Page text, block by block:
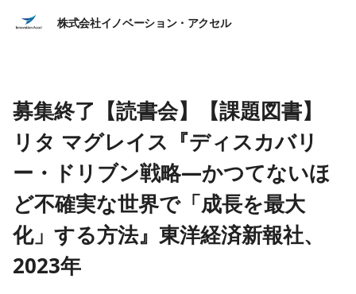
株式会社イノベーション・アクセル
募集終了【読書会】【課題図書】
リタ マグレイス『ディスカバリ
ー・ドリブン戦略―かつてないほ
ど不確実な世界で「成長を最大
化」する方法』東洋経済新報社、
2023年